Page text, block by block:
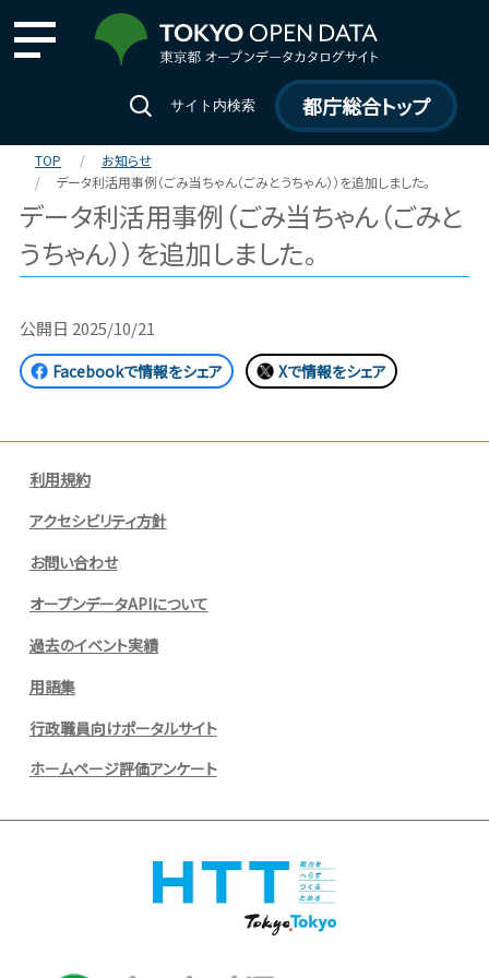
サイト内検索 都庁総合トップ
TOP
お知らせ
データ利活用事例（ごみ当ちゃん（ごみとうちゃん））を追加しました。
データ利活用事例（ごみ当ちゃん（ごみと
うちゃん））を追加しました。
公開日 2025/10/21
Facebookで情報をシェア Xで情報をシェア
利用規約
アクセシビリティ方針
お問い合わせ
オープンデータAPIについて
過去のイベント実績
用語集
行政職員向けポータルサイト
ホームページ評価アンケート